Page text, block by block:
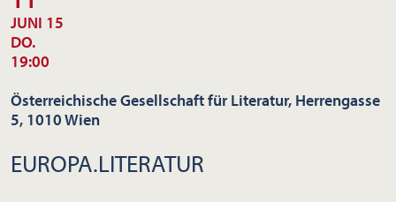
JUNI 15
DO.
19:00
Österreichische Gesellschaft für Literatur, Herrengasse
5, 1010 Wien
EUROPA.LITERATUR